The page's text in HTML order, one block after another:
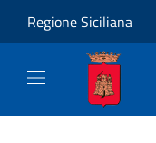
Regione Siciliana